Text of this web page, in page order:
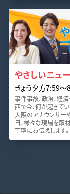
やさしいニュ
きょう夕方7:59〜
事件事故、政治、経
西で今、何が起きて
大阪のアナウンサー
日、様々な現場を取材
丁寧にお伝えします。